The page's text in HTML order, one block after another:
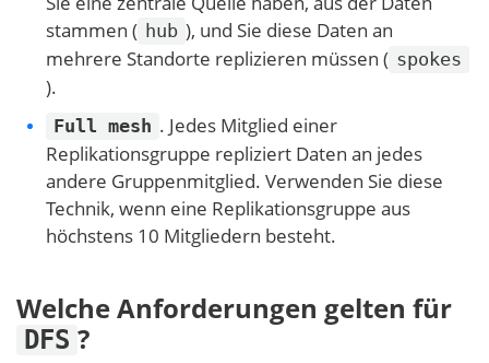
stammen ( hub ), und Sie diese Daten an
mehrere Standorte replizieren müssen ( spokes
).
Full mesh . Jedes Mitglied einer
Replikationsgruppe repliziert Daten an jedes
andere Gruppenmitglied. Verwenden Sie diese
Technik, wenn eine Replikationsgruppe aus
höchstens 10 Mitgliedern besteht.
Welche Anforderungen gelten für
DFS ?